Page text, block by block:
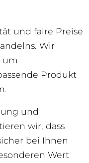
und faire Preise
Wir
um
Produkt
und
wir, dass
bei Ihnen
Wert